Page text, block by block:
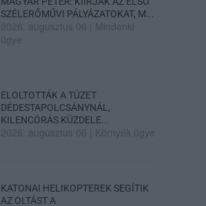
SZÉLERŐMŰVI PÁLYÁZATOKAT, M...
2026. augusztus 06
Mindenki
ügye
ELOLTOTTÁK A TÜZET
DÉDESTAPOLCSÁNYNÁL,
KILENCÓRÁS KÜZDELE...
2026. augusztus 06 Környék ügye
KATONAI HELIKOPTEREK SEGÍTIK
AZ OLTÁST A